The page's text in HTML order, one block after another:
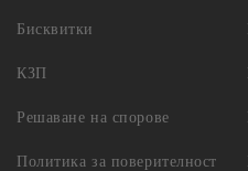
Бисквитки
КЗП
Решаване на спорове
Политика за поверителност